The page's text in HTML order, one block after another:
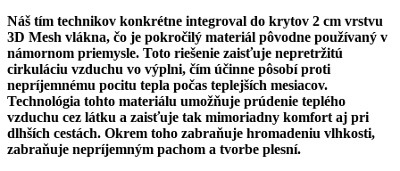
Náš tím technikov konkrétne integroval do krytov 2 cm vrstvu
3D Mesh vlákna, čo je pokročilý materiál pôvodne používaný v
námornom priemysle. Toto riešenie zaisťuje nepretržitú
cirkuláciu vzduchu vo výplni, čím účinne pôsobí proti
nepríjemnému pocitu tepla počas teplejších mesiacov.
Technológia tohto materiálu umožňuje prúdenie teplého
vzduchu cez látku a zaisťuje tak mimoriadny komfort aj pri
dlhších cestách. Okrem toho zabraňuje hromadeniu vlhkosti,
zabraňuje nepríjemným pachom a tvorbe plesní.